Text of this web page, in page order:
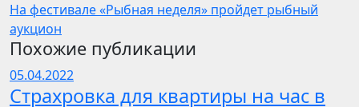
На фестивале «Рыбная неделя» пройдет рыбный
аукцион
Похожие публикации
05.04.2022
Страхровка для квартиры на час в